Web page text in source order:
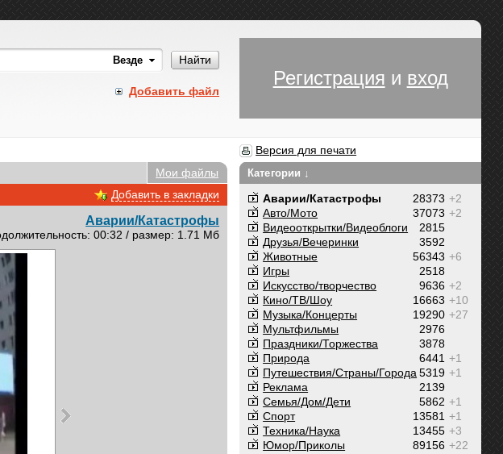
Найти
Добавить файл
Регистрация и вход
Версия для печати
Мои файлы
Добавить в закладки
Аварии/Катастрофы
00:32 / размер: 1.71 Мб
Категории ↓
+2
28373
Аварии/Катастрофы
+2
37073
Авто/Мото
2815
Видеооткрытки/Видеоблоги
3592
Друзья/Вечеринки
+6
56343
Животные
2518
Игры
+2
9636
Искусство/творчество
+10
16663
Кино/ТВ/Шоу
+27
19290
Музыка/Концерты
2976
Мультфильмы
3878
Праздники/Торжества
+1
6441
Природа
+1
5319
Путешествия/Cтраны/Города
2139
Реклама
+1
5862
Семья/Дом/Дети
+1
13581
Спорт
+3
13455
Техника/Наука
+22
89156
Юмор/Приколы